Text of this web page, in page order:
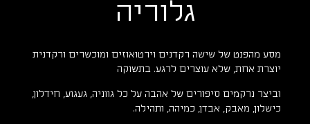
גלוריה
מסע מהפנט של שישה רקדנים וירטואוזים ומוכשרים ורקדנית
יוצרת אחת, שלא עוצרים לרגע. בתשוקה
וביצר נרקמים סיפורים של אהבה על כל גווניה, געגוע, חידלון,
כישלון, מאבק, אבדן, כמיהה, ותהילה.